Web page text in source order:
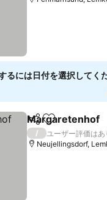
るには日付を選択してく
シェアお気に入りに
Margaretenhof
/
ユーザー評価は
Neujellingsdorf,